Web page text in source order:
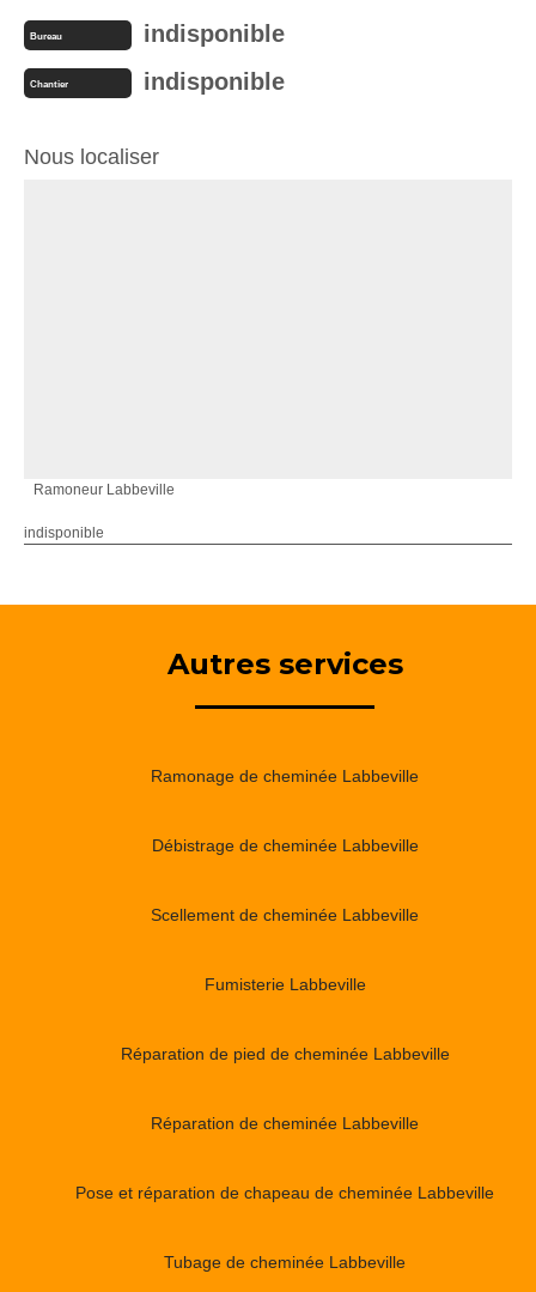
Bureau indisponible
Chantier indisponible
Nous localiser
Ramoneur Labbeville
indisponible
Autres services
Ramonage de cheminée Labbeville
Débistrage de cheminée Labbeville
Scellement de cheminée Labbeville
Fumisterie Labbeville
Réparation de pied de cheminée Labbeville
Réparation de cheminée Labbeville
Pose et réparation de chapeau de cheminée Labbeville
Tubage de cheminée Labbeville